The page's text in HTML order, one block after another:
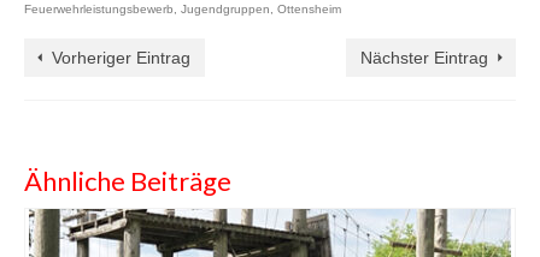
Feuerwehrleistungsbewerb
Jugendgruppen Ottensheim
Vorheriger Eintrag Nächster Eintrag
Ähnliche Beiträge